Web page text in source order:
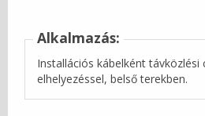
Alkalmazás:
Installációs kábelként
elhelyezéssel, belső terekben.